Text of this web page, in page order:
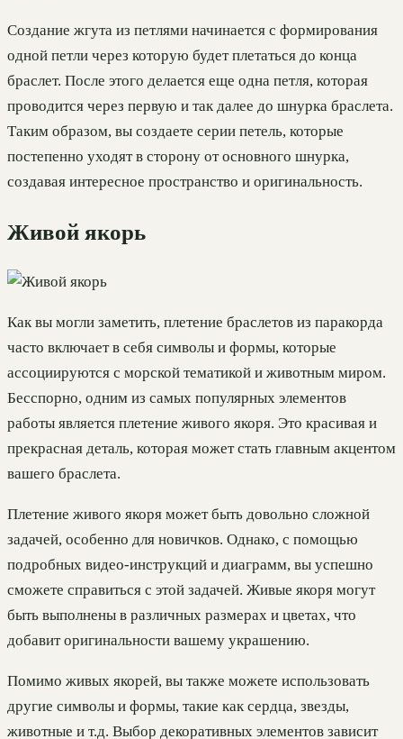
Создание жгута из петлями начинается с формирования
одной петли через которую будет плетаться до конца
браслет. После этого делается еще одна петля, которая
проводится через первую и так далее до шнурка браслета.
Таким образом, вы создаете серии петель, которые
постепенно уходят в сторону от основного шнурка,
создавая интересное пространство и оригинальность.
Живой якорь
Как вы могли заметить, плетение браслетов из паракорда
часто включает в себя символы и формы, которые
ассоциируются с морской тематикой и животным миром.
Бесспорно, одним из самых популярных элементов
работы является плетение живого якоря. Это красивая и
прекрасная деталь, которая может стать главным акцентом
вашего браслета.
Плетение живого якоря может быть довольно сложной
задачей, особенно для новичков. Однако, с помощью
подробных видео-инструкций и диаграмм, вы успешно
сможете справиться с этой задачей. Живые якоря могут
быть выполнены в различных размерах и цветах, что
добавит оригинальности вашему украшению.
Помимо живых якорей, вы также можете использовать
другие символы и формы, такие как сердца, звезды,
животные и т.д. Выбор декоративных элементов зависит